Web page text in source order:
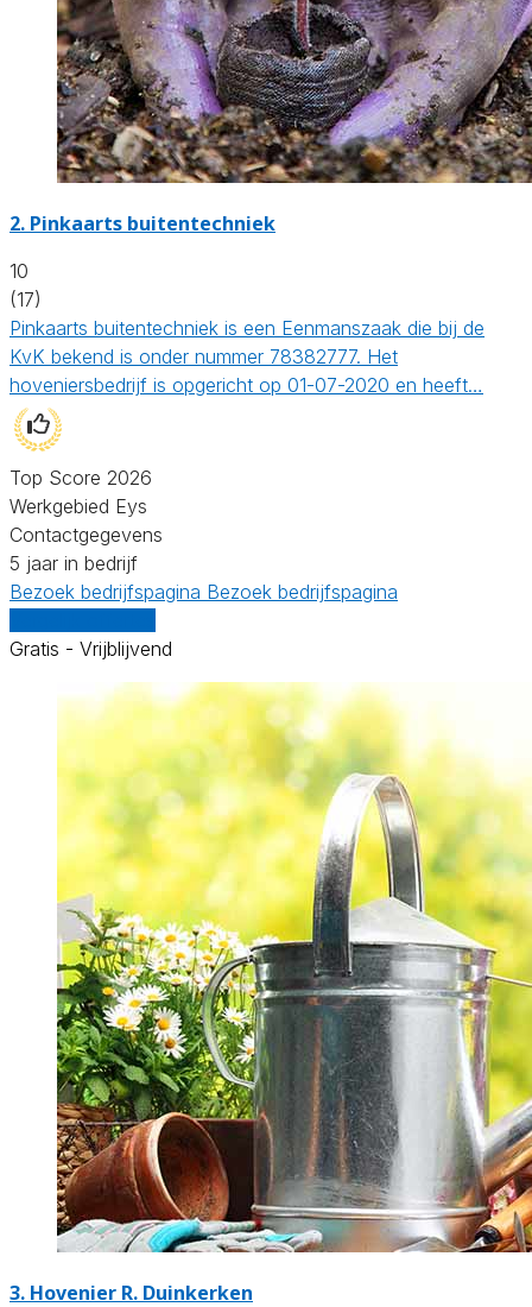
2. Pinkaarts buitentechniek
10
(17)
Pinkaarts buitentechniek is een Eenmanszaak die bij de
KvK bekend is onder nummer 78382777. Het
hoveniersbedrijf is opgericht op 01-07-2020 en heeft…
Top Score 2026
Werkgebied Eys
Contactgegevens
5 jaar in bedrijf
Bezoek bedrijfspagina Bezoek bedrijfspagina
Gratis - Vrijblijvend
3. Hovenier R. Duinkerken